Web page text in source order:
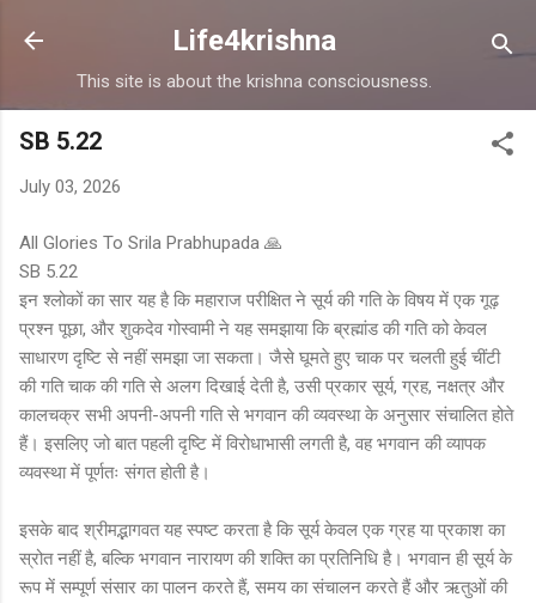
Skip to main content
Life4krishna
This site is about the krishna consciousness.
SB 5.22
July 03, 2026
All Glories To Srila Prabhupada 🙏
SB 5.22
इन श्लोकों का सार यह है कि महाराज परीक्षित ने सूर्य की गति के विषय में एक गूढ़
प्रश्न पूछा, और शुकदेव गोस्वामी ने यह समझाया कि ब्रह्मांड की गति को केवल
साधारण दृष्टि से नहीं समझा जा सकता। जैसे घूमते हुए चाक पर चलती हुई चींटी
की गति चाक की गति से अलग दिखाई देती है, उसी प्रकार सूर्य, ग्रह, नक्षत्र और
कालचक्र सभी अपनी-अपनी गति से भगवान की व्यवस्था के अनुसार संचालित होते
हैं। इसलिए जो बात पहली दृष्टि में विरोधाभासी लगती है, वह भगवान की व्यापक
व्यवस्था में पूर्णतः संगत होती है।
इसके बाद श्रीमद्भागवत यह स्पष्ट करता है कि सूर्य केवल एक ग्रह या प्रकाश का
स्रोत नहीं है, बल्कि भगवान नारायण की शक्ति का प्रतिनिधि है। भगवान ही सूर्य के
रूप में सम्पूर्ण संसार का पालन करते हैं, समय का संचालन करते हैं और ऋतुओं की